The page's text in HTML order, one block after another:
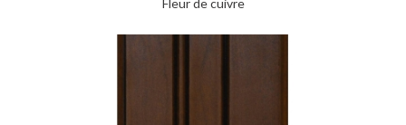
Fleur de cuivre